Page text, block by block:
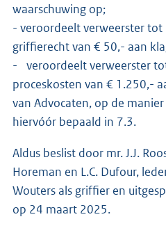
waarschuwing op;
- veroordeelt verweerster
griffierecht van € 50,- aan
- veroordeelt verweerster
proceskosten van € 1.250,-
van Advocaten, op de
hiervóór bepaald in 7.3.
Aldus beslist door mr. J.J.
Horeman en L.C. Dufour,
Wouters als griffier en
op 24 maart 2025.